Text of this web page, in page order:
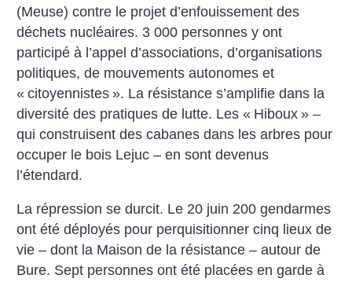
(Meuse) contre le projet d’enfouissement des
déchets nucléaires. 3 000 personnes y ont
participé à l’appel d’associations, d’organisations
politiques, de mouvements autonomes et
« citoyennistes ». La résistance s’amplifie dans la
diversité des pratiques de lutte. Les « Hiboux » –
qui construisent des cabanes dans les ar­bres pour
occuper le bois Lejuc – en sont devenus
l’étendard.
La répression se durcit. Le 20 juin 200 gendarmes
ont été déployés pour perquisitionner cinq lieux de
vie – dont la Maison de la résistance – autour de
Bure. Sept personnes ont été placées en garde à